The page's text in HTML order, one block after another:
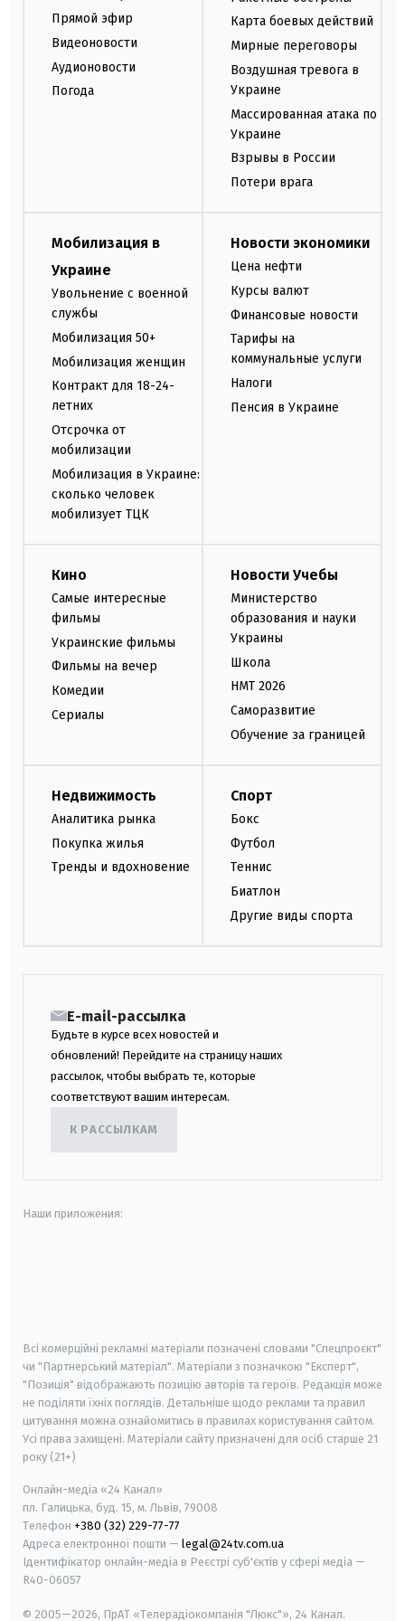
Прямой эфир
Видеоновости
Аудионовости
Погода
Карта боевых действий
Мирные переговоры
Воздушная тревога в
Украине
Массированная атака по
Украине
Взрывы в России
Потери врага
Мобилизация в
Украине
Увольнение с военной
службы
Мобилизация 50+
Мобилизация женщин
Контракт для 18-24-
летних
Отсрочка от
мобилизации
Мобилизация в Украине:
сколько человек
мобилизует ТЦК
Новости экономики
Цена нефти
Курсы валют
Финансовые новости
Тарифы на
коммунальные услуги
Налоги
Пенсия в Украине
Кино
Самые интересные
фильмы
Украинские фильмы
Фильмы на вечер
Комедии
Сериалы
Новости Учебы
Министерство
образования и науки
Украины
Школа
НМТ 2026
Саморазвитие
Обучение за границей
Недвижимость
Аналитика рынка
Покупка жилья
Тренды и вдохновение
Спорт
Бокс
Футбол
Теннис
Биатлон
Другие виды спорта
E-mail-рассылка
Будьте в курсе всех новостей и
обновлений! Перейдите на страницу наших
рассылок, чтобы выбрать те, которые
соответствуют вашим интересам.
К РАССЫЛКАМ
Наши приложения:
Всі комерційні рекламні матеріали позначені словами "Спецпроєкт"
чи "Партнерський матеріал". Матеріали з позначкою "Експерт",
"Позиція" відображають позицію авторів та героїв. Редакція може
не поділяти їхніх поглядів. Детальніше щодо реклами та правил
цитування можна ознайомитись в правилах користування сайтом.
Усі права захищені. Матеріали сайту призначені для осіб старше 21
року (21+)
Онлайн-медіа «24 Канал»
пл. Галицька, буд. 15, м. Львів, 79008
Телефон +380 (32) 229-77-77
Адреса електронної пошти — legal@24tv.com.ua
Ідентифікатор онлайн-медіа в Реєстрі суб'єктів у сфері медіа —
R40-06057
© 2005—2026, ПрАТ «Телерадіокомпанія "Люкс"», 24 Канал.